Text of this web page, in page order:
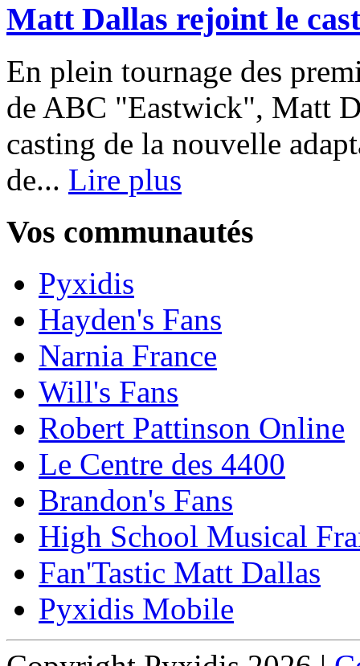
Matt Dallas rejoint le
En plein tournage des
de ABC "Eastwick", Matt
casting de la nouvelle
de... Lire plus
Vos communautés
Pyxidis
Hayden's Fans
Narnia France
Will's Fans
Robert Pattinson Online
Le Centre des 4400
Brandon's Fans
High School Musical
Fan'Tastic Matt Dallas
Pyxidis Mobile